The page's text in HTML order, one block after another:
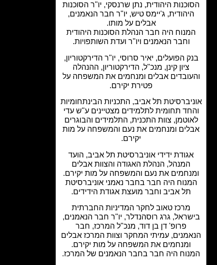
היהודית, נתן שרנסקי, יו"ר הסוכנות
ג'יימס טיש, יו"ר חבר הנאמנים,
אבלים על מותו.
היה חבר הנהלת הסוכנות היהודית
וחבר הנאמנים ויו"ר ועדת השותפויות.
הפועלים, יאיר סרוסי, יו"ר הדירקטוריון,
ציון קינן, מנכ"ל, הדירקטוריון, ההנהלה
אבלים ומנחמים את המשפחה על
פטירת יקירם.
תל אביב, התכניות הבינתחומיות
תחומית לתלמידים מצטיינים ע"ש עדי
צוות התכנית, התלמידים והבוגרים
ומנחמים את נעם והמשפחה על מות
ידידי אוניברסיטת תל אביב, הועד
המנהל, הנהלת האגודה והצוות אבלים
את נעם והמשפחה על מות יקירם.
היה חבר בחבר נאמני אוניברסיטת
תל אביב וחבר מועצת אגודת הידידים.
מרכז טאוב לחקר המדיניות החברתית
גרג רוסהנדלר, יו"ר חבר הנאמנים,
פרופ' דן בן דוד, מנכ"ל המרכז, חבר
עמיתי המחקר וצוות המרכז אבלים
ומנחמים את המשפחה על מות יקירם.
היה חבר בחבר הנאמנים של המרכז.